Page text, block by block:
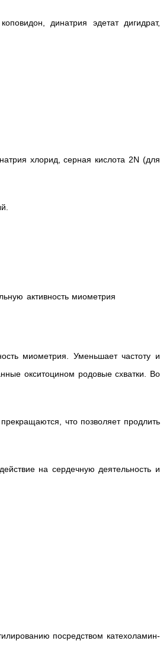
динатрия эдетат дигидрат,
хлорид, серная кислота 2N (для
активность миометрия
миометрия. Уменьшает частоту и
окситоцином родовые схватки. Во
что позволяет продлить
на сердечную деятельность и
посредством катехоламин-